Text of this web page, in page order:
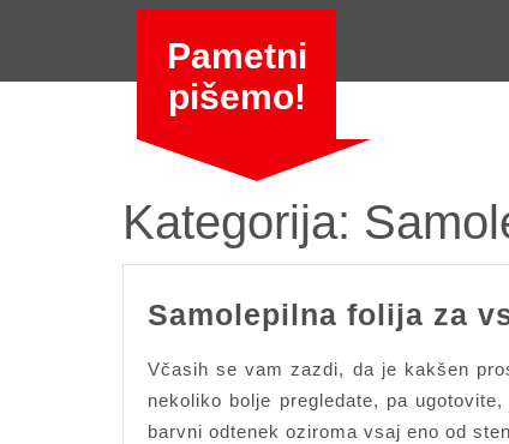
Pametni
pišemo!
Kategorija:
Samolepilna folija za
Včasih se vam zazdi, da je kakšen
nekoliko bolje pregledate, pa
barvni odtenek oziroma vsaj eno od